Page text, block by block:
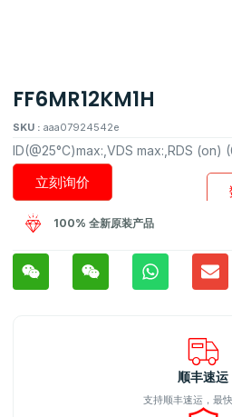
FF6MR12KM1H
SKU : aaa07924542e
ID(@25°C)max:,VDS max:,RDS (on)
立刻询价
100% 全新原装产品
顺丰速运
支持顺丰速运，最